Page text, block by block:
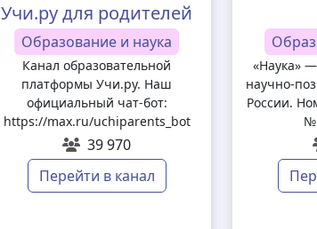
Учи.ру для родителей
Образование и наука
Канал образовательной
платформы Учи.ру. Наш
официальный чат-бот:
https://max.ru/uchiparents_bot
39 970
Перейти в канал
«Наука»
научно-
России.
№